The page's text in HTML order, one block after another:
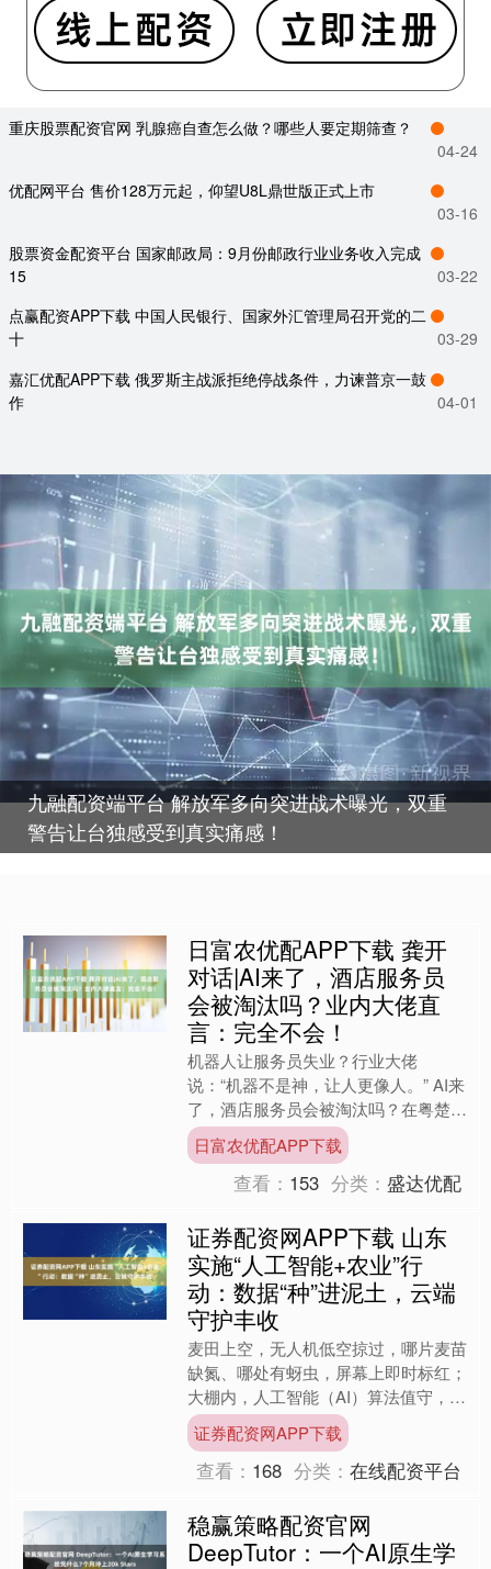
重庆股票配资官网 乳腺癌自查怎么做？哪些人要定期筛查？
04-24
优配网平台 售价128万元起，仰望U8L鼎世版正式上市
03-16
股票资金配资平台 国家邮政局：9月份邮政行业业务收入完成
15
03-22
点赢配资APP下载 中国人民银行、国家外汇管理局召开党的二
十
03-29
嘉汇优配APP下载 俄罗斯主战派拒绝停战条件，力谏普京一鼓
作
04-01
九融配资端平台 解放军多向突进战术曝光，双重
警告让台独感受到真实痛感！
日富农优配APP下载 龚开
对话|AI来了，酒店服务员
会被淘汰吗？业内大佬直
言：完全不会！
机器人让服务员失业？行业大佬
说：“机器不是神，让人更像人。” AI来
了，酒店服务员会被淘汰吗？在粤楚
商，东呈集团董事长程新华直言：完全
不会！当下自助入住、送物、....
日富农优配APP下载
查看： 153 分类：盛达优配
证券配资网APP下载 山东
实施“人工智能+农业”行
动：数据“种”进泥土，云端
守护丰收
麦田上空，无人机低空掠过，哪片麦苗
缺氮、哪处有蚜虫，屏幕上即时标红；
大棚内，人工智能（AI）算法值守，缺
水、缺肥时，系统立刻报警；分拣车间
里，AI视觉系统每秒“....
证券配资网APP下载
查看： 168 分类：在线配资平台
稳赢策略配资官网
DeepTutor：一个AI原生学